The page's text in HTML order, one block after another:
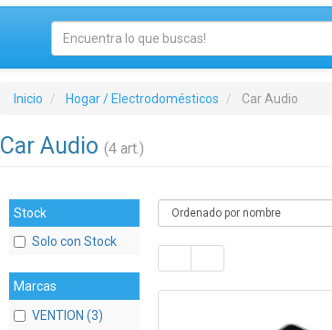
Inicio Hogar / Electrodomésticos Car Audio
Car Audio (4 art.)
Stock
Solo con Stock
Marcas
VENTION (3)